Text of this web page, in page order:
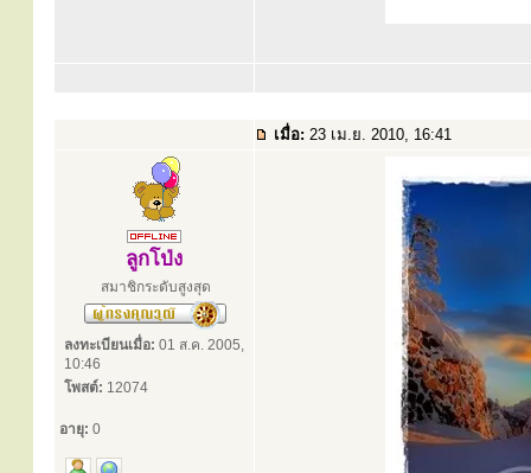
เมื่อ: 23 เม.ย. 2010, 16:41
ลูกโป่ง
สมาชิกระดับสูงสุด
ลงทะเบียนเมื่อ: 01 ส.ค. 2005,
10:46
โพสต์: 12074
อายุ: 0